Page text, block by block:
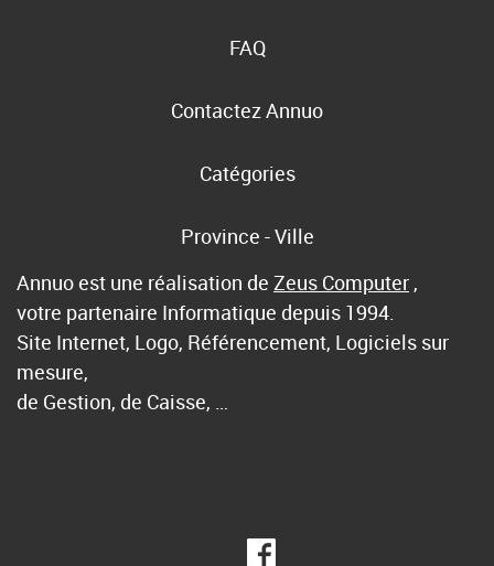
FAQ
Contactez Annuo
Catégories
Province - Ville
Annuo est une réalisation de Zeus Computer ,
votre partenaire Informatique depuis 1994.
Site Internet, Logo, Référencement, Logiciels sur
mesure,
de Gestion, de Caisse, …